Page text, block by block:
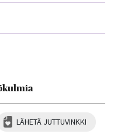
LÄHETÄ JUTTUVINKKI